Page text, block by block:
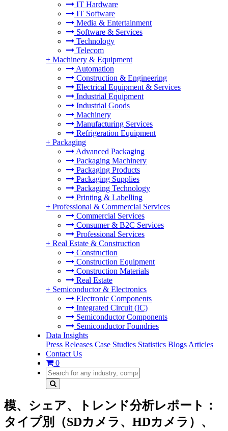
IT Hardware
IT Software
Media & Entertainment
Software & Services
Technology
Telecom
+ Machinery & Equipment
Automation
Construction & Engineering
Electrical Equipment & Services
Industrial Equipment
Industrial Goods
Machinery
Manufacturing Services
Refrigeration Equipment
+ Packaging
Advanced Packaging
Packaging Machinery
Packaging Products
Packaging Supplies
Packaging Technology
Printing & Labelling
+ Professional & Commercial Services
Commercial Services
Consumer & B2C Services
Professional Services
+ Real Estate & Construction
Construction
Construction Equipment
Construction Materials
Real Estate
+ Semiconductor & Electronics
Electronic Components
Integrated Circuit (IC)
Semiconductor Components
Semiconductor Foundries
Data Insights
Press Releases Case Studies Statistics Blogs Articles
Contact Us
0
模、シェア、トレンド分析レポート：
タイプ別（SDカメラ、HDカメラ）、